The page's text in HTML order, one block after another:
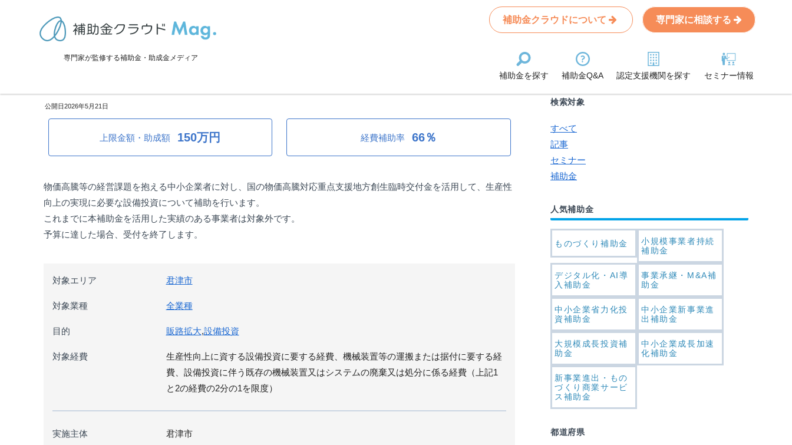
専門家が監修する補助金・助成金メディア
補助金クラウドについて 専門家に相談する
補助金を探す 補助金Q&A 認定支援機関を探す セミナー情報
>補助金・助成金詳細
2026年5月21日
上限金額・助成額 150万円 経費補助率 66％
物価高騰等の経営課題を抱える中小企業者に対し、国の物価高騰対応重点支援地方創生臨時交付金を活用して、生産性
向上の実現に必要な設備投資について補助を行います。
これまでに本補助金を活用した実績のある事業者は対象外です。
予算に達した場合、受付を終了します。
対象エリア 君津市
対象業種 全業種
目的 販路拡大,設備投資
対象経費
生産性向上に資する設備投資に要する経費、機械装置等の運搬または据付に要する経
費、設備投資に伴う既存の機械装置又はシステムの廃棄又は処分に係る経費（上記1
と2の経費の2分の1を限度）
実施主体 君津市
Search
条件から記事を探す
検索対象
すべて
記事
セミナー
補助金
人気補助金
ものづくり補助金
小規模事業者持続
補助金
デジタル化・AI導
入補助金
事業承継・M&A補
助金
中小企業省力化投
資補助金
中小企業新事業進
出補助金
大規模成長投資補
助金
中小企業成長加速
化補助金
新事業進出・もの
づくり商業サービ
ス補助金
都道府県